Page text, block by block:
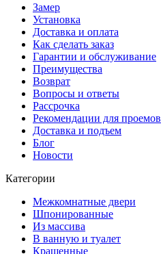
Замер
Установка
Доставка и оплата
Как сделать заказ
Гарантии и обслуживание
Преимущества
Возврат
Вопросы и ответы
Рассрочка
Рекомендации для проемов
Доставка и подъем
Блог
Новости
Категории
Межкомнатные двери
Шпонированные
Из массива
В ванную и туалет
Крашенные